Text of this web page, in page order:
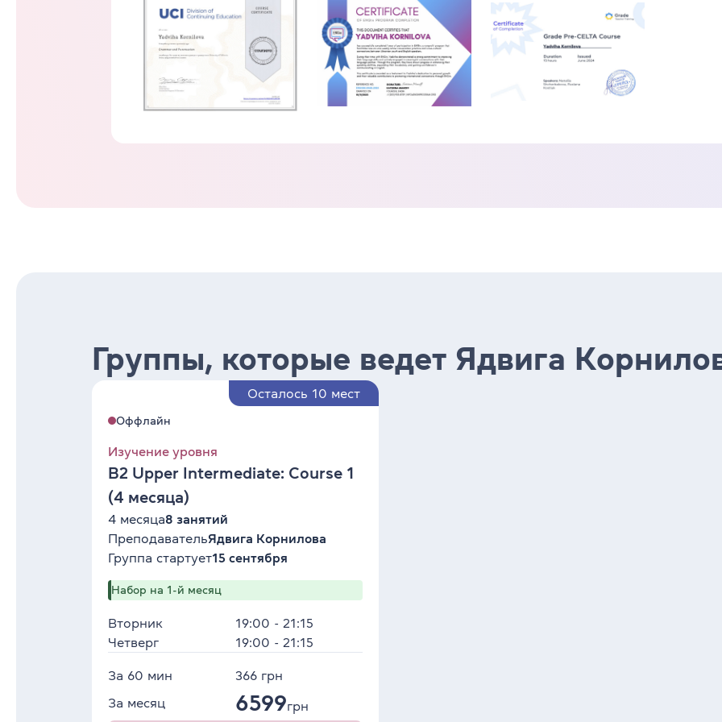
Группы, которые ведет Ядвига
Осталось 10 мест
Оффлайн
Изучение уровня
B2 Upper Intermediate: Course 1
(4 месяца)
4 месяца8 занятий
ПреподавательЯдвига Корнилова
Группа стартует15 сентября
Набор на 1-й месяц
Вторник
19:00 - 21:15
Четверг
19:00 - 21:15
За 60 мин 366 грн
За месяц 6599грн